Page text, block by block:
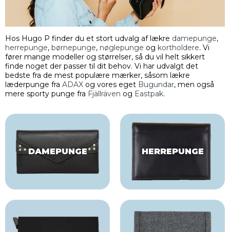
Hos Hugo P finder du et stort udvalg af lækre damepunge,
herrepunge, børnepunge, nøglepunge og kortholdere. Vi
fører mange modeller og størrelser, så du vil helt sikkert
finde noget der passer til dit behov. Vi har udvalgt det
bedste fra de mest populære mærker, såsom lækre
læderpunge fra ADAX og vores eget Bugundar, men også
mere sporty punge fra Fjällräven og Eastpak.
DAMEPUNGE HERREPUNGE